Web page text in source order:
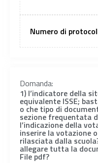
Numero di
Domanda:
1) l’indicatore della
equivalente ISSE;
o che tipo di
sezione frequentata
l’indicazione della
inserire la votazione
rilasciata dalla
allegare tutta la
File pdf?